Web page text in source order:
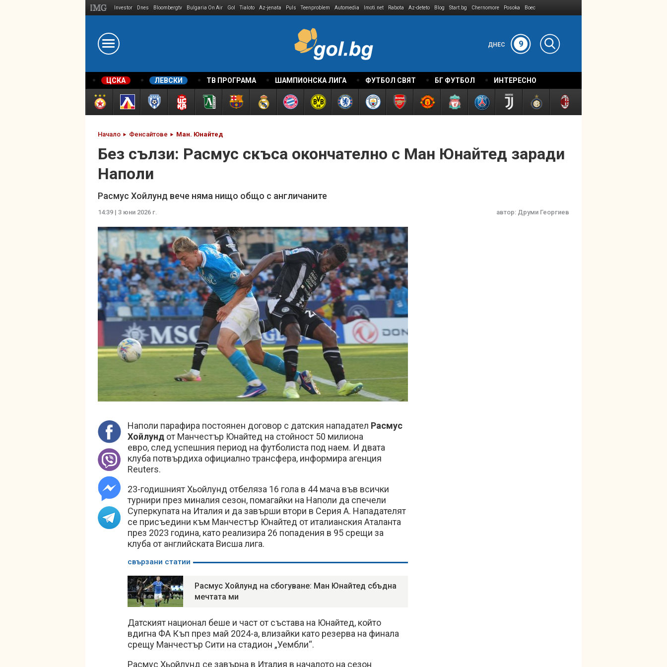
Investor Dnes Bloombergtv Bulgaria On Air Gol Tialoto Az-jenata Puls Teenproblem Automedia Imoti.net Rabota Az-deteto Blog Start.bg Chernomore Posoka Boec
ДНЕС 9
ЦСКА ЛЕВСКИ ТВ ПРОГРАМА ШАМПИОНСКА ЛИГА ФУТБОЛ СВЯТ БГ ФУТБОЛ ИНТЕРЕСНО
Начало Фенсайтове Ман. Юнайтед
Без сълзи: Расмус скъса окончателно с Ман Юнайтед заради
Наполи
Расмус Хойлунд вече няма нищо общо с англичаните
14:39 | 3 юни 2026 г. автор: Друми Георгиев
Наполи парафира постоянен договор с датския нападател Расмус
Хойлунд от Манчестър Юнайтед на стойност 50 милиона
евро, след успешния период на футболиста под наем. И двата
клуба потвърдиха официално трансфера, информира агенция
Reuters.
23-годишният Хьойлунд отбеляза 16 гола в 44 мача във всички
турнири през миналия сезон, помагайки на Наполи да спечели
Суперкупата на Италия и да завърши втори в Серия А. Нападателят
се присъедини към Манчестър Юнайтед от италианския Аталанта
през 2023 година, като реализира 26 попадения в 95 срещи за
клуба от английската Висша лига.
свързани статии
Расмус Хойлунд на сбогуване: Ман Юнайтед сбъдна
мечтата ми
Датският национал беше и част от състава на Юнайтед, който
вдигна ФА Къп през май 2024-а, влизайки като резерва на финала
срещу Манчестър Сити на стадион „Уембли“.
Расмус Хьойлунд се завърна в Италия в началото на сезон